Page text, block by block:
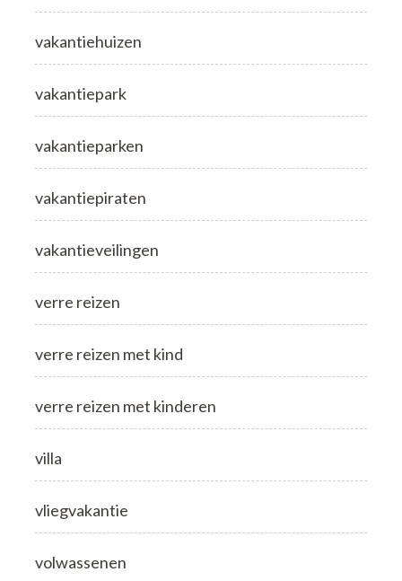
vakantiehuizen
vakantiepark
vakantieparken
vakantiepiraten
vakantieveilingen
verre reizen
verre reizen met kind
verre reizen met kinderen
villa
vliegvakantie
volwassenen